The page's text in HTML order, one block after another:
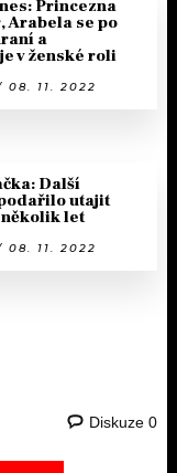
Princezna
Arabela se po
a
v ženské roli
08. 11. 2022
Další
utajit
let
08. 11. 2022
Diskuze 0